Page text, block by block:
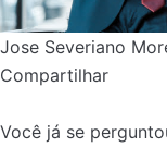
Jose Severiano
Compartilhar
Você já se